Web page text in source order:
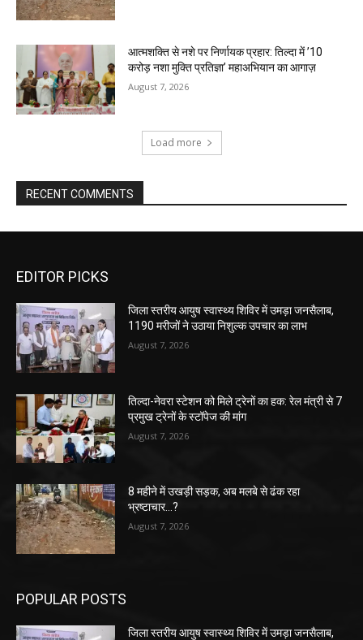
आत्मशक्ति से नशे पर निर्णायक प्रहार: तिल्दा में ’10
करोड़ नशा मुक्ति प्रतिज्ञा’ महाअभियान का आगाज़
August 7, 2026
Load more
RECENT COMMENTS
EDITOR PICKS
जिला स्तरीय आयुष स्वास्थ्य शिविर में उमड़ा जनसैलाब,
1190 मरीजों ने उठाया निशुल्क उपचार का लाभ
August 7, 2026
तिल्दा-नेवरा स्टेशन को मिले ट्रेनों का हक: रेल मंत्री से 7
प्रमुख ट्रेनों के स्टॉपेज की मांग
August 7, 2026
8 महीने में उखड़ी सड़क, अब मलबे से ढंक रहा
भ्रष्टाचार…?
August 7, 2026
POPULAR POSTS
जिला स्तरीय आयुष स्वास्थ्य शिविर में उमड़ा जनसैलाब,